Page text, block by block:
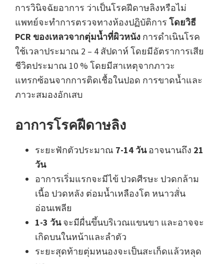
การวินิจฉัยอาการ ว่าเป็นโรคฝีดาษลิงหรือไม่
แพทย์จะทำการตรวจทางห้องปฏิบัติการ โดยวิธี
PCR ของเหลวจากตุ่มน้ำที่ผิวหนัง การดำเนินโรค
ใช้เวลาประมาณ 2 – 4 สัปดาห์ โดยมีอัตราการเสีย
ชีวิตประมาณ 10 % โดยมีสาเหตุจากภาวะ
แทรกซ้อนจากการติดเชื้อในปอด การขาดน้ำและ
ภาวะสมองอักเสบ
อาการโรคฝีดาษลิง
ระยะฟักตัวประมาณ 7-14 วันอาจนานถึง 21
วัน
อาการเริ่มแรกจะมีไข้ ปวดศีรษะ ปวดกล้าม
เนื้อ ปวดหลัง ต่อมน้ำเหลืองโต หนาวสั่น
อ่อนเพลีย
1-3 วันจะมีผื่นขึ้นบริเวณแขนขา และอาจจะ
เกิดบนในหน้าและลำตัว
ระยะสุดท้ายตุ่มหนองจะเป็นสะเก็ดแล้วหลุด